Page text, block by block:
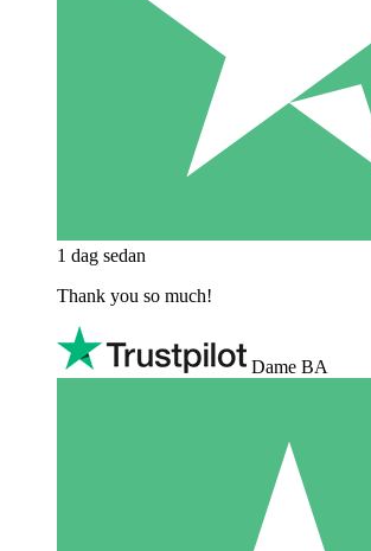
1 dag sedan
Thank you so much!
Dame BA